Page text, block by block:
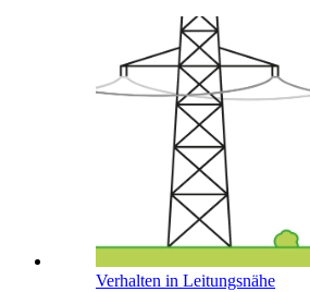
Verhalten in Leitungsnähe